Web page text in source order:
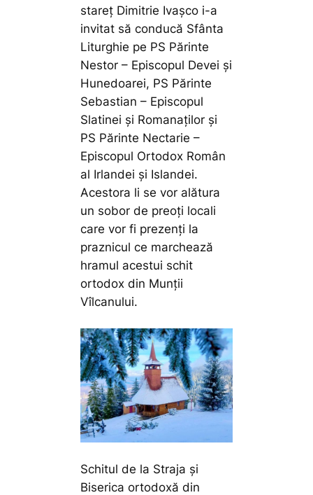
stareț Dimitrie Ivașco i-a
invitat să conducă Sfânta
Liturghie pe PS Părinte
Nestor – Episcopul Devei și
Hunedoarei, PS Părinte
Sebastian – Episcopul
Slatinei și Romanaților și
PS Părinte Nectarie –
Episcopul Ortodox Român
al Irlandei și Islandei.
Acestora li se vor alătura
un sobor de preoți locali
care vor fi prezenți la
praznicul ce marchează
hramul acestui schit
ortodox din Munții
Vîlcanului.
Schitul de la Straja și
Biserica ortodoxă din